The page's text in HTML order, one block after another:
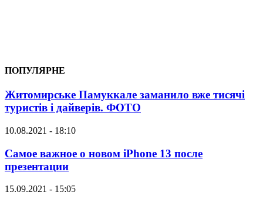
ПОПУЛЯРНЕ
Житомирське Памуккале заманило вже тисячі
туристів і дайверів. ФОТО
10.08.2021 - 18:10
Самое важное о новом iPhone 13 после
презентации
15.09.2021 - 15:05